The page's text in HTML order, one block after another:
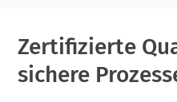
Zertifizierte
sichere